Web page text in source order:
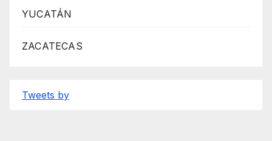
YUCATÁN
ZACATECAS
Tweets by